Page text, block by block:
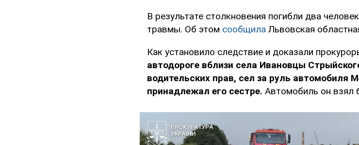
В результате столкновения погибли два
травмы. Об этом сообщила Львовская
Как установило следствие и доказали
автодороге вблизи села Ивановцы
водительских прав, сел за руль автомобиля
принадлежал его сестре. Автомобиль он взял